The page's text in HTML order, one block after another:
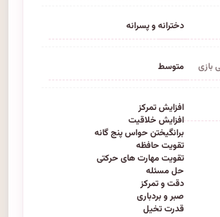
دخترانه و پسرانه
بازی متوسط
افزایش تمرکز
افزایش خلاقیت
برانگیختن حواس پنج گانه
تقویت حافظه
تقویت مهارت های حرکتی
حل مسئله
دقت و تمرکز
صبر و بردباری
قدرت تخیل